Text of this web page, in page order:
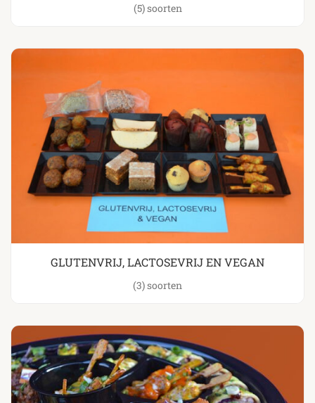
(5)
GLUTENVRIJ, LACTOSEVRIJ EN VEGAN
(3)